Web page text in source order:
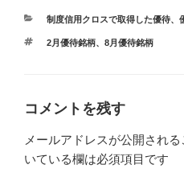
カ
ゴ
制度信用クロスで取得した優待、
タ
2月優待銘柄、 8月優待銘柄
コメントを残す
メールアドレスが公開される
いている欄は必須項目です